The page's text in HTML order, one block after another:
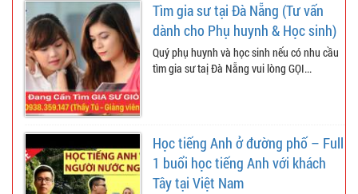
Tìm gia sư tại Đà Nẵng (Tư vấn
dành cho Phụ huynh & Học sinh)
Quý phụ huynh và học sinh nếu có nhu cầu
tìm gia sư taị Đà Nẵng vui lòng GỌI...
Học tiếng Anh ở đường phố – Full
1 buổi học tiếng Anh với khách
Tây tại Việt Nam